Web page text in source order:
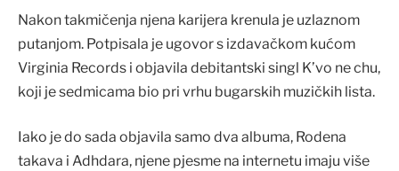
Nakon takmičenja njena karijera krenula je uzlaznom
putanjom. Potpisala je ugovor s izdavačkom kućom
Virginia Records i objavila debitantski singl K’vo ne chu,
koji je sedmicama bio pri vrhu bugarskih muzičkih lista.
Iako je do sada objavila samo dva albuma, Rodena
takava i Adhdara, njene pjesme na internetu imaju više